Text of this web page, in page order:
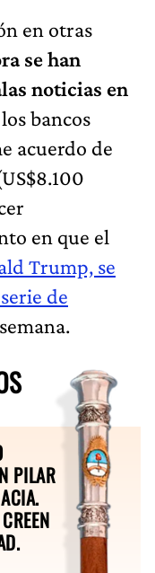
en otras
se han
noticias en
bancos
acuerdo de
en que el
Trump, se
de
PILAR